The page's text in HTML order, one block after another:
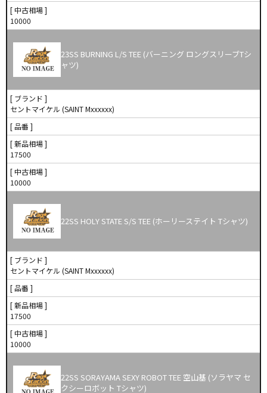
[ 中古相場 ]
10000
23SS BURNING L/S TEE (バーニング ロングスリーブTシ
ャツ)
[ ブランド ]
セントマイケル (SAINT Mxxxxxx)
[ 品番 ]
[ 新品相場 ]
17500
[ 中古相場 ]
10000
22SS HOLY STATE S/S TEE (ホーリーステイト Tシャツ)
[ ブランド ]
セントマイケル (SAINT Mxxxxxx)
[ 品番 ]
[ 新品相場 ]
17500
[ 中古相場 ]
10000
22SS SORAYAMA SEXY ROBOT TEE 空山基 (ソラヤマ セ
クシーロボット Tシャツ)